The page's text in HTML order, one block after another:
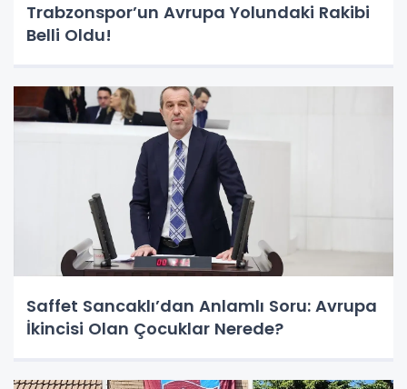
Trabzonspor’un Avrupa Yolundaki Rakibi
Belli Oldu!
Saffet Sancaklı’dan Anlamlı Soru: Avrupa
İkincisi Olan Çocuklar Nerede?